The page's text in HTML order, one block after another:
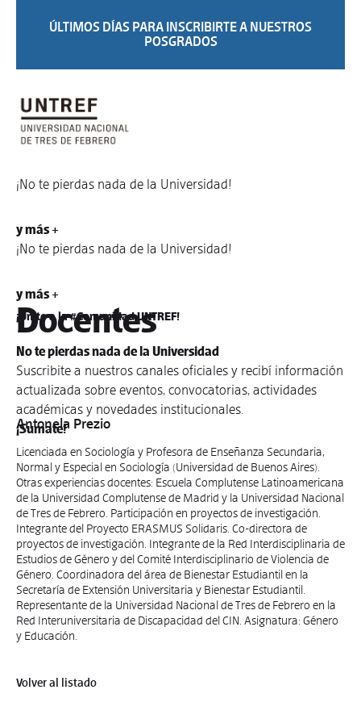
ÚLTIMOS DÍAS PARA INSCRIBIRTE A NUESTROS
POSGRADOS
¡No te pierdas nada de la Universidad!
y más +
¡No te pierdas nada de la Universidad!
y más +
¡Unite a la #Comunidad UNTREF!
No te pierdas nada de la Universidad
Suscribite a nuestros canales oficiales y recibí información
actualizada sobre eventos, convocatorias, actividades
académicas y novedades institucionales.
¡Sumate!
Docentes
Antonela Prezio
Licenciada en Sociología y Profesora de Enseñanza Secundaria,
Normal y Especial en Sociología (Universidad de Buenos Aires).
Otras experiencias docentes: Escuela Complutense Latinoamericana
de la Universidad Complutense de Madrid y la Universidad Nacional
de Tres de Febrero. Participación en proyectos de investigación.
Integrante del Proyecto ERASMUS Solidaris. Co-directora de
proyectos de investigación. Integrante de la Red Interdisciplinaria de
Estudios de Género y del Comité Interdisciplinario de Violencia de
Género. Coordinadora del área de Bienestar Estudiantil en la
Secretaría de Extensión Universitaria y Bienestar Estudiantil.
Representante de la Universidad Nacional de Tres de Febrero en la
Red Interuniversitaria de Discapacidad del CIN. Asignatura: Género
y Educación.
Volver al listado